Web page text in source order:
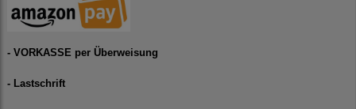
- VORKASSE per Überweisung
- Lastschrift